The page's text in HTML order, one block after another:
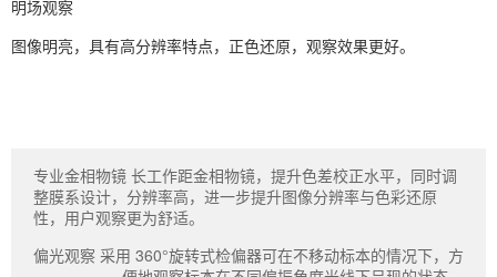
明场观察
图像明亮，具有高分辨率特点，正色还原，观察效果更好。
专业金相物镜 长工作距金相物镜，提升色差校正水平，同时调
整膜系设计，分辨率高，进一步提升图像分辨率与色彩还原
性，用户观察更为舒适。
偏光观察 采用 360°旋转式检偏器可在不移动标本的情况下，方